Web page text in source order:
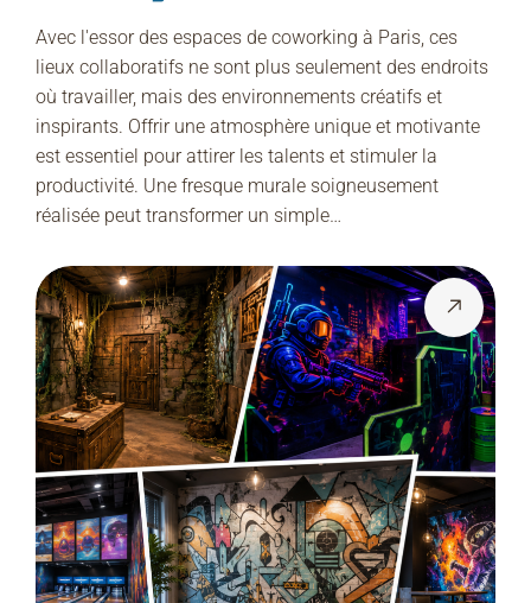
Inspirante À Paris
Avec l'essor des espaces de coworking à Paris, ces
lieux collaboratifs ne sont plus seulement des endroits
où travailler, mais des environnements créatifs et
inspirants. Offrir une atmosphère unique et motivante
est essentiel pour attirer les talents et stimuler la
productivité. Une fresque murale soigneusement
réalisée peut transformer un simple…